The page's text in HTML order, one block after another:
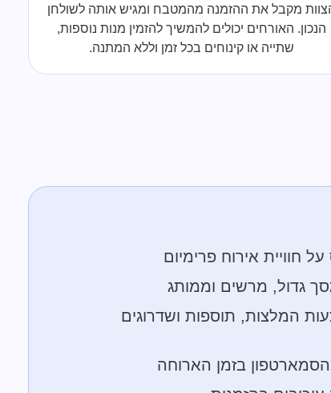
מקבל את ההזמנה מהמטבח ומגיש אותה לשולחן
הנכון. האורחים יכולים להמשיך להזמין מנות נוספות,
שתייה או קינוחים בכל זמן וללא המתנה.
חוויית אירוח פרימיום
גדול, מרשים וממותג
המלצות, תוספות ושדרוגים
בזמן הארוחה